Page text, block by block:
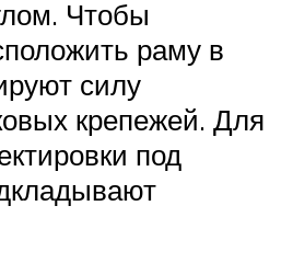
Чтобы
раму в
силу
крепежей. Для
под